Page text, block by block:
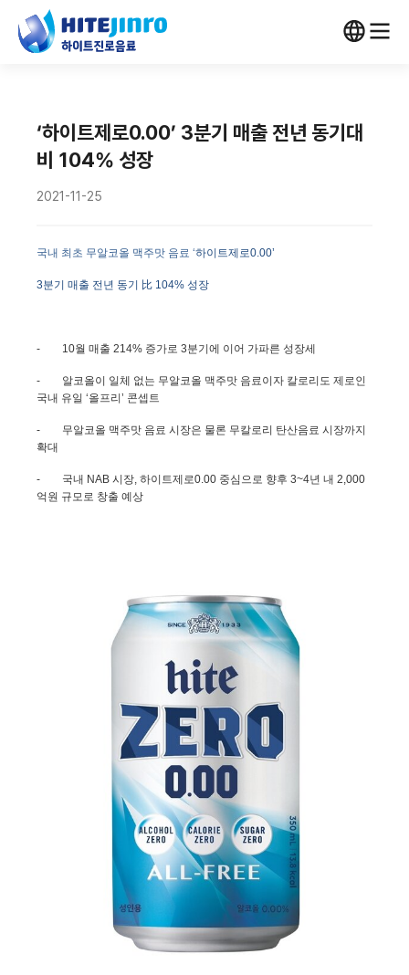
‘하이트제로0.00’ 3분기 매출 전년 동기대
비 104% 성장
2021-11-25
국내 최초 무알코올 맥주맛 음료 ‘하이트제로0.00’
3분기 매출 전년 동기 比 104% 성장
- 10월 매출 214% 증가로 3분기에 이어 가파른 성장세
-
알코올이 일체 없는 무알코올 맥주맛 음료이자 칼로리도 제로인
국내 유일 ‘올프리’ 콘셉트
-
무알코올 맥주맛 음료 시장은 물론 무칼로리 탄산음료 시장까지
확대
- 국내 NAB 시장, 하이트제로0.00 중심으로 향후 3~4년 내 2,000
억원 규모로 창출 예상